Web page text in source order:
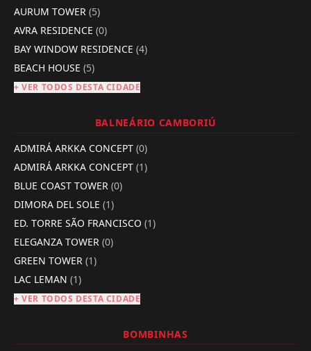
AURUM TOWER (5)
AVRA RESIDENCE (0)
BAY WINDOW RESIDENCE (4)
BEACH HOUSE (5)
+ VER TODOS DESTA CIDADE
BALNEÁRIO CAMBORIÚ
ADMIRÁ ARKKA CONCEPT (0)
ADMIRÁ ARKKA CONCEPT (1)
BLUE COAST TOWER (0)
DIMORA DEL SOLE (1)
ED. TORRE SÃO FRANCISCO (1)
ELEGANZA TOWER (0)
GREEN TOWER (1)
LAC LEMAN (1)
+ VER TODOS DESTA CIDADE
BOMBINHAS